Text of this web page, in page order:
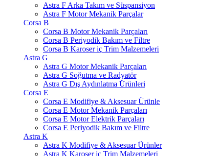
Astra F Arka Takım ve Süspansiyon
Astra F Motor Mekanik Parçalar
Corsa B
Corsa B Motor Mekanik Parçaları
Corsa B Periyodik Bakım ve Filtre
Corsa B Karoser iç Trim Malzemeleri
Astra G
Astra G Motor Mekanik Parçaları
Astra G Soğutma ve Radyatör
Astra G Dış Aydınlatma Ürünleri
Corsa E
Corsa E Modifiye & Aksesuar Ürünle
Corsa E Motor Mekanik Parçaları
Corsa E Motor Elektrik Parçaları
Corsa E Periyodik Bakım ve Filtre
Astra K
Astra K Modifiye & Aksesuar Ürünler
Astra K Karoser iç Trim Malzemeleri